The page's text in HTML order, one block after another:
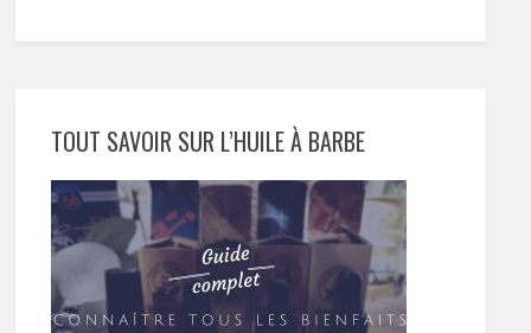
TOUT SAVOIR SUR L’HUILE À BARBE